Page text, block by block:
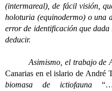
(intermareal), de fácil visión,
holoturia (equinodermo) o una
error de identificación que
deducir.
Asimismo, el trabajo de
Canarias en el islario de André
biomasa de ictiofauna